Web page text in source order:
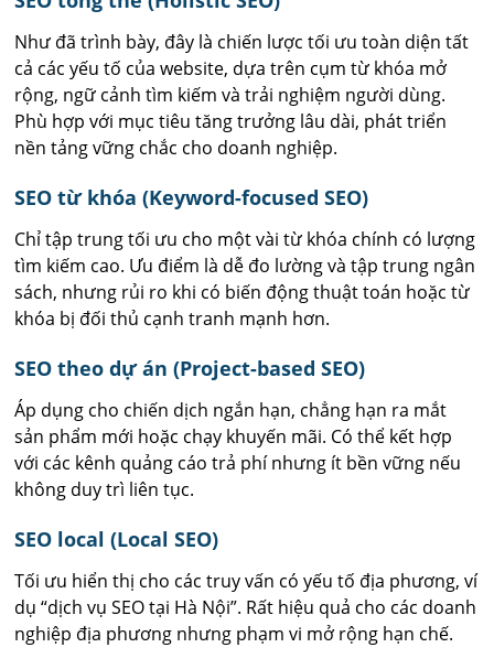
Như đã trình bày, đây là chiến lược tối ưu toàn diện tất
cả các yếu tố của website, dựa trên cụm từ khóa mở
rộng, ngữ cảnh tìm kiếm và trải nghiệm người dùng.
Phù hợp với mục tiêu tăng trưởng lâu dài, phát triển
nền tảng vững chắc cho doanh nghiệp.
SEO từ khóa (Keyword-focused SEO)
Chỉ tập trung tối ưu cho một vài từ khóa chính có lượng
tìm kiếm cao. Ưu điểm là dễ đo lường và tập trung ngân
sách, nhưng rủi ro khi có biến động thuật toán hoặc từ
khóa bị đối thủ cạnh tranh mạnh hơn.
SEO theo dự án (Project-based SEO)
Áp dụng cho chiến dịch ngắn hạn, chẳng hạn ra mắt
sản phẩm mới hoặc chạy khuyến mãi. Có thể kết hợp
với các kênh quảng cáo trả phí nhưng ít bền vững nếu
không duy trì liên tục.
SEO local (Local SEO)
Tối ưu hiển thị cho các truy vấn có yếu tố địa phương, ví
dụ “dịch vụ SEO tại Hà Nội”. Rất hiệu quả cho các doanh
nghiệp địa phương nhưng phạm vi mở rộng hạn chế.